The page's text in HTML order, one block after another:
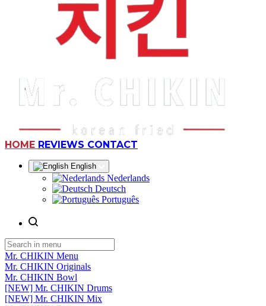
HOME (CURRENT)
REVIEWS CONTACT
English
Nederlands
Deutsch
Português
Mr. CHIKIN Menu
Mr. CHIKIN Originals
Mr. CHIKIN Bowl
[NEW] Mr. CHIKIN Drums
[NEW] Mr. CHIKIN Mix